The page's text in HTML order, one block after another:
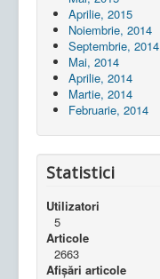
Aprilie, 2015
Noiembrie, 2014
Septembrie, 2014
Mai, 2014
Aprilie, 2014
Martie, 2014
Februarie, 2014
Statistici
Utilizatori
5
Articole
2663
Afișări articole